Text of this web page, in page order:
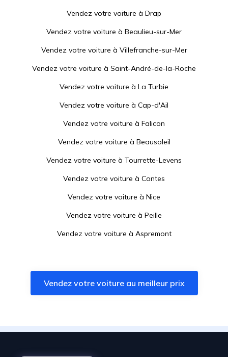
Vendez votre voiture à Drap
Vendez votre voiture à Beaulieu-sur-Mer
Vendez votre voiture à Villefranche-sur-Mer
Vendez votre voiture à Saint-André-de-la-Roche
Vendez votre voiture à La Turbie
Vendez votre voiture à Cap-d'Ail
Vendez votre voiture à Falicon
Vendez votre voiture à Beausoleil
Vendez votre voiture à Tourrette-Levens
Vendez votre voiture à Contes
Vendez votre voiture à Nice
Vendez votre voiture à Peille
Vendez votre voiture à Aspremont
Vendez votre voiture àColomars
Vendez votre voiture à L'Escarène
Vendez votre voiture au meilleur prix